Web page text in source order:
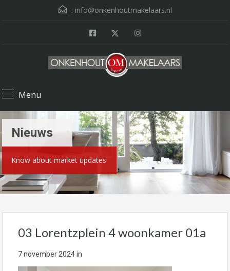
: info@onkenhoutmakelaars.nl
Menu
Nieuws
Know about market updates
03 Lorentzplein 4 woonkamer 01a
7 november 2024in